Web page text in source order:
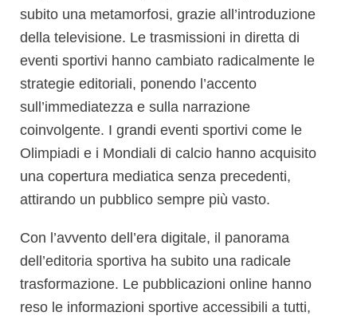
subito una metamorfosi, grazie all’introduzione
della televisione. Le trasmissioni in diretta di
eventi sportivi hanno cambiato radicalmente le
strategie editoriali, ponendo l’accento
sull’immediatezza e sulla narrazione
coinvolgente. I grandi eventi sportivi come le
Olimpiadi e i Mondiali di calcio hanno acquisito
una copertura mediatica senza precedenti,
attirando un pubblico sempre più vasto.
Con l’avvento dell’era digitale, il panorama
dell’editoria sportiva ha subito una radicale
trasformazione. Le pubblicazioni online hanno
reso le informazioni sportive accessibili a tutti,